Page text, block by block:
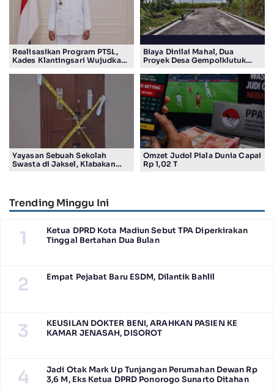
Realisasikan Program PTSL,
Kades Klantingsari Wujudkan
Biaya Dinilai Mahal, Dua
Proyek Desa Gempolklutuk
Yayasan Sebuah Sekolah
Swasta di Jaksel, Klabakan
Omzet Judol Piala Dunia Capai
Rp 1,02 T
Trending Minggu Ini
1
Ketua DPRD Kota Madiun Sebut TPA Diperkirakan
Tinggal Bertahan Dua Bulan
2 Empat Pejabat Baru ESDM, Dilantik Bahlil
3
KEUSILAN DOKTER BENI, ARAHKAN PASIEN KE
KAMAR JENASAH, DISOROT
4
Jadi Otak Mark Up Tunjangan Perumahan Dewan Rp
3,6 M, Eks Ketua DPRD Ponorogo Sunarto Ditahan